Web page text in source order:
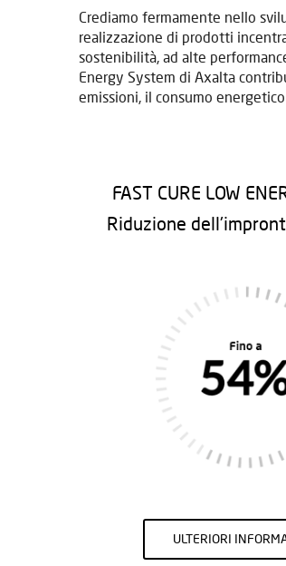
Crediamo fermamente nello
realizzazione di prodotti
sostenibilità, ad alte
Energy System di Axalta
emissioni, il consumo
FAST CURE LOW
Riduzione
ULTERIORI